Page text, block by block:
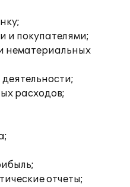
и покупателями;
нематериальных
расходов;
отчеты;